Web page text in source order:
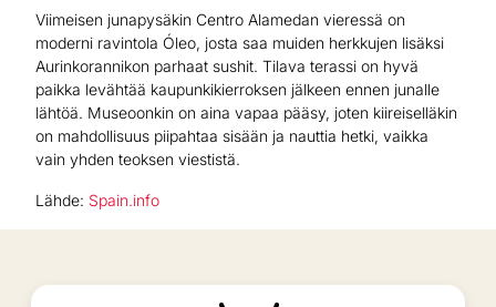
Viimeisen junapysäkin Centro Alamedan vieressä on
moderni ravintola Óleo, josta saa muiden herkkujen lisäksi
Aurinkorannikon parhaat sushit. Tilava terassi on hyvä
paikka levähtää kaupunkikierroksen jälkeen ennen junalle
lähtöä. Museoonkin on aina vapaa pääsy, joten kiireiselläkin
on mahdollisuus piipahtaa sisään ja nauttia hetki, vaikka
vain yhden teoksen viestistä.
Lähde: Spain.info